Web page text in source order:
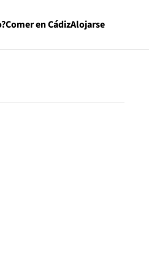
Comer en CádizAlojarse